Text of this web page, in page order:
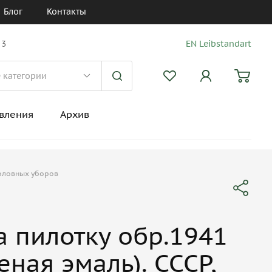
Блог Контакты
EN Leibstandart
Архив
уборов
пилотку обр.1941
эмаль). СССР,